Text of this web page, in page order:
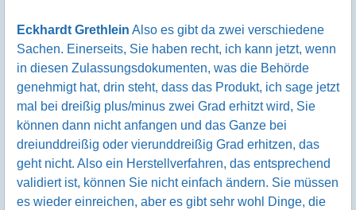
Eckhardt Grethlein Also es gibt da zwei verschiedene
Sachen. Einerseits, Sie haben recht, ich kann jetzt, wenn
in diesen Zulassungsdokumenten, was die Behörde
genehmigt hat, drin steht, dass das Produkt, ich sage jetzt
mal bei dreißig plus/minus zwei Grad erhitzt wird, Sie
können dann nicht anfangen und das Ganze bei
dreiunddreißig oder vierunddreißig Grad erhitzen, das
geht nicht. Also ein Herstellverfahren, das entsprechend
validiert ist, können Sie nicht einfach ändern. Sie müssen
es wieder einreichen, aber es gibt sehr wohl Dinge, die